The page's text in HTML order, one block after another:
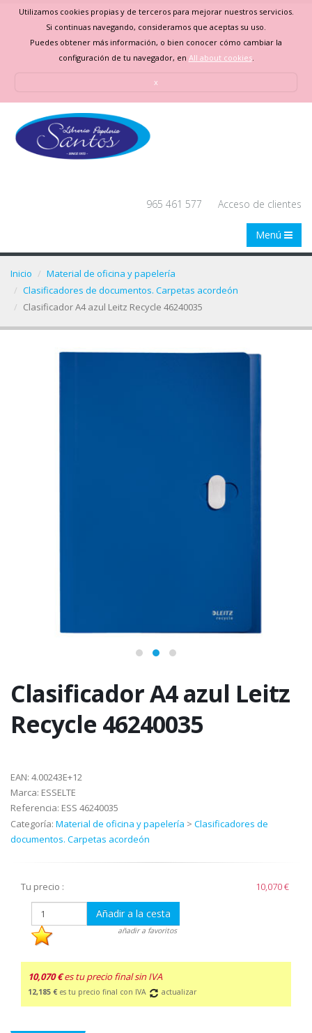
Utilizamos cookies propias y de terceros para mejorar nuestros servicios.
Si continuas navegando, consideramos que aceptas su uso.
Puedes obtener más información, o bien conocer cómo cambiar la
configuración de tu navegador, en All about cookies.
x
965 461 577 Acceso de clientes
Menú
Inicio
Material de oficina y papelería
Clasificadores de documentos. Carpetas acordeón
Clasificador A4 azul Leitz Recycle 46240035
Clasificador A4 azul Leitz
Recycle 46240035
EAN: 4.00243E+12
Marca: ESSELTE
Referencia: ESS 46240035
Categoría: Material de oficina y papelería > Clasificadores de
documentos. Carpetas acordeón
Tu precio : 10,070 €
Añadir a la cesta
añadir a favoritos
10,070 € es tu precio final sin IVA
12,185 € es tu precio final con IVA actualizar